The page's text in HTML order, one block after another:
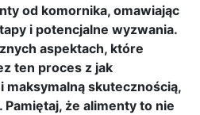
od komornika, omawiając
i potencjalne wyzwania.
aspektach, które
ten proces z jak
maksymalną skutecznością,
że alimenty to nie